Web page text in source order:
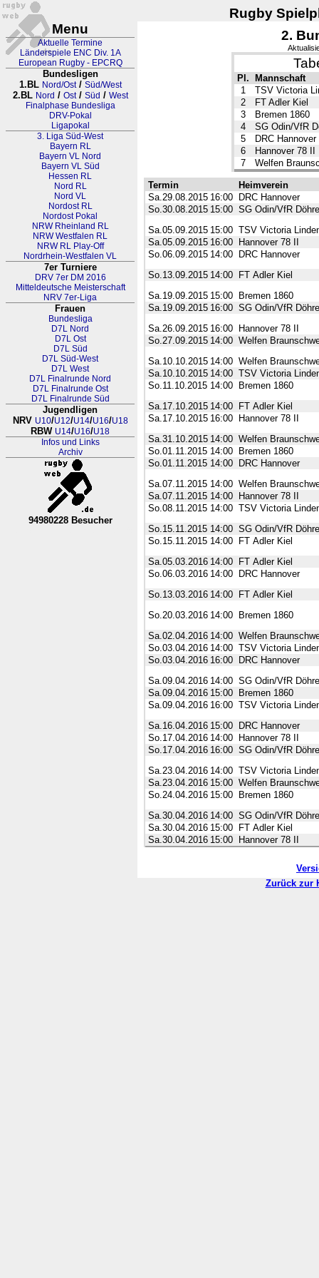
Rugby
Menu
Aktuelle Termine
Länderspiele ENC Div. 1A
European Rugby - EPCRQ
Bundesligen
1.BL Nord/Ost/ Süd/West
2.BL Nord / Ost/ Süd / West
Finalphase Bundesliga
DRV-Pokal
Ligapokal
3. Liga Süd-West
Bayern RL
Bayern VL Nord
Bayern VL Süd
Hessen RL
Nord RL
Nord VL
Nordost RL
Nordost Pokal
NRW Rheinland RL
NRW Westfalen RL
NRW RL Play-Off
Nordrhein-Westfalen VL
7er Turniere
DRV 7er DM 2016
Mitteldeutsche Meisterschaft
NRV 7er-Liga
Frauen
Bundesliga
D7L Nord
D7L Ost
D7L Süd
D7L Süd-West
D7L West
D7L Finalrunde Nord
D7L Finalrunde Ost
D7L Finalrunde Süd
Jugendligen
NRV U10/U12/U14/U16/U18
RBW U14/U16/U18
Infos und Links
Archiv
94980228 Besucher
2.
Pl.
Mannschaft
1
TSV Victoria
2
FT Adler Kiel
3
Bremen 1860
4
SG Odin/VfR
5
DRC Hannover
6
Hannover 78 II
7
Welfen
Termin
Heimverein
Sa.29.08.2015 16:00
DRC Hannover
So.30.08.2015 15:00 SG Odin/VfR
Sa.05.09.2015 15:00 TSV Victoria
Sa.05.09.2015 16:00
Hannover 78 II
So.06.09.2015 14:00
DRC Hannover
So.13.09.2015 14:00
FT Adler Kiel
Sa.19.09.2015 15:00
Bremen 1860
Sa.19.09.2015 16:00 SG Odin/VfR
Sa.26.09.2015 16:00
Hannover 78 II
So.27.09.2015 14:00 Welfen
Sa.10.10.2015 14:00 Welfen
Sa.10.10.2015 14:00 TSV Victoria
So.11.10.2015 14:00
Bremen 1860
Sa.17.10.2015 14:00
FT Adler Kiel
Sa.17.10.2015 16:00
Hannover 78 II
Sa.31.10.2015 14:00 Welfen
So.01.11.2015 14:00
Bremen 1860
So.01.11.2015 14:00
DRC Hannover
Sa.07.11.2015 14:00 Welfen
Sa.07.11.2015 14:00
Hannover 78 II
So.08.11.2015 14:00 TSV Victoria
So.15.11.2015 14:00 SG Odin/VfR
So.15.11.2015 14:00
FT Adler Kiel
Sa.05.03.2016 14:00
FT Adler Kiel
So.06.03.2016 14:00
DRC Hannover
So.13.03.2016 14:00
FT Adler Kiel
So.20.03.2016 14:00
Bremen 1860
Sa.02.04.2016 14:00 Welfen
So.03.04.2016 14:00 TSV Victoria
So.03.04.2016 16:00
DRC Hannover
Sa.09.04.2016 14:00 SG Odin/VfR
Sa.09.04.2016 15:00
Bremen 1860
Sa.09.04.2016 16:00 TSV Victoria
Sa.16.04.2016 15:00
DRC Hannover
So.17.04.2016 14:00
Hannover 78 II
So.17.04.2016 16:00 SG Odin/VfR
Sa.23.04.2016 14:00 TSV Victoria
Sa.23.04.2016 15:00 Welfen
So.24.04.2016 15:00
Bremen 1860
Sa.30.04.2016 14:00 SG Odin/VfR
Sa.30.04.2016 15:00
FT Adler Kiel
Sa.30.04.2016 15:00 Hannover 78 II
Zurück zur